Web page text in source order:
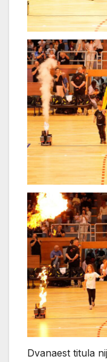
Dvanaest titula